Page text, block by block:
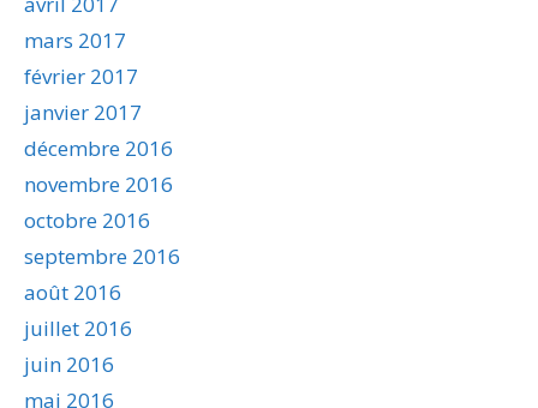
mars 2017
février 2017
janvier 2017
décembre 2016
novembre 2016
octobre 2016
septembre 2016
août 2016
juillet 2016
juin 2016
mai 2016